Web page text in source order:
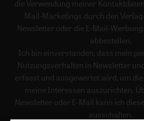
die Verwendung meiner
Mail-Marketings durch den Verlag
Newsletter oder die E-Mail-
abbestellen.
Ich bin einverstanden, dass mein
Nutzungsverhalten in Newsletter
erfasst und ausgewertet wird, um
meine Interessen auszurichten.
Newsletter oder E-Mail kann ich
ausschalten.